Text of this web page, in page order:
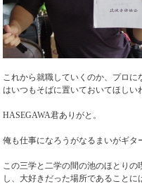
これから就職していくのか、プロ
はいつもそばに置いておいてほしい
HASEGAWA君ありがと。
俺も仕事になろうがなるまいがギタ
この三学と二学の間の池のほとり
し、大好きだった場所であることに